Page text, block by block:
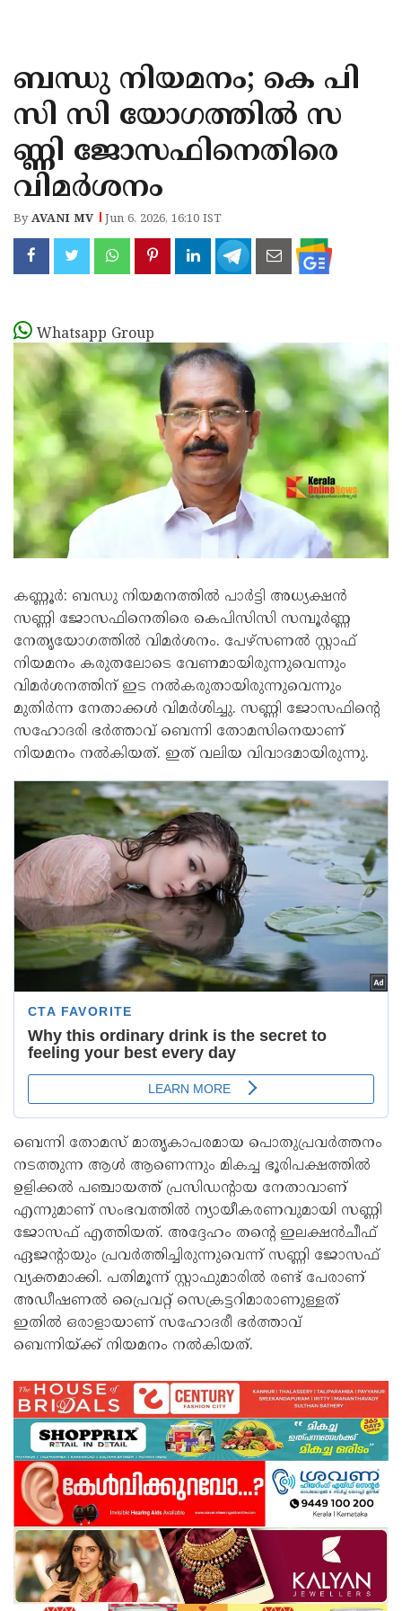
KANNUR
KASARAGOD
ബന്ധു നിയമനം; കെ പി
സി സി യോഗത്തിൽ സ
ണ്ണി ജോസഫിനെതിരെ
വിമർശനം
ByAVANI MV Jun 6, 2026, 16:10 IST
Whatsapp Group
കണ്ണൂർ: ബന്ധു നിയമനത്തിൽ പാർട്ടി അധ്യക്ഷൻ
സണ്ണി ജോസഫിനെതിരെ കെപിസിസി സമ്പൂർണ്ണ
നേതൃയോഗത്തിൽ വിമർശനം. പേഴ്സണൽ സ്റ്റാഫ്
നിയമനം കരുതലോടെ വേണമായിരുന്നുവെന്നും
വിമർശനത്തിന് ഇട നൽകരുതായിരുന്നുവെന്നും
മുതിർന്ന നേതാക്കൾ വിമർശിച്ചു. സണ്ണി ജോസഫിന്റെ
സഹോദരി ഭർത്താവ് ബെന്നി തോമസിനെയാണ്
നിയമനം നൽകിയത്. ഇത് വലിയ വിവാദമായിരുന്നു.
ബെന്നി തോമസ് മാതൃകാപരമായ പൊതുപ്രവർത്തനം
നടത്തുന്ന ആൾ ആണെന്നും മികച്ച ഭൂരിപക്ഷത്തിൽ
ഉളിക്കൽ പഞ്ചായത്ത് പ്രസിഡൻ്റായ നേതാവാണ്
എന്നുമാണ് സംഭവത്തിൽ ന്യായീകരണവുമായി സണ്ണി
ജോസഫ് എത്തിയത്. അദ്ദേഹം തന്റെ ഇലക്ഷൻചീഫ്
ഏജന്റായും പ്രവർത്തിച്ചിരുന്നുവെന്ന് സണ്ണി ജോസഫ്
വ്യക്തമാക്കി. പതിമൂന്ന് സ്റ്റാഫുമാരിൽ രണ്ട് പേരാണ്
അഡീഷണൽ പ്രൈവറ്റ് സെക്രട്ടറിമാരാണുള്ളത്
ഇതിൽ ഒരാളായാണ് സഹോദരീ ഭർത്താവ്
ബെന്നിയ്ക്ക് നിയമനം നൽകിയത്.